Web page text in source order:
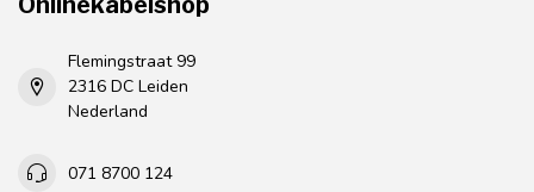
Flemingstraat 99
2316 DC Leiden
Nederland
071 8700 124